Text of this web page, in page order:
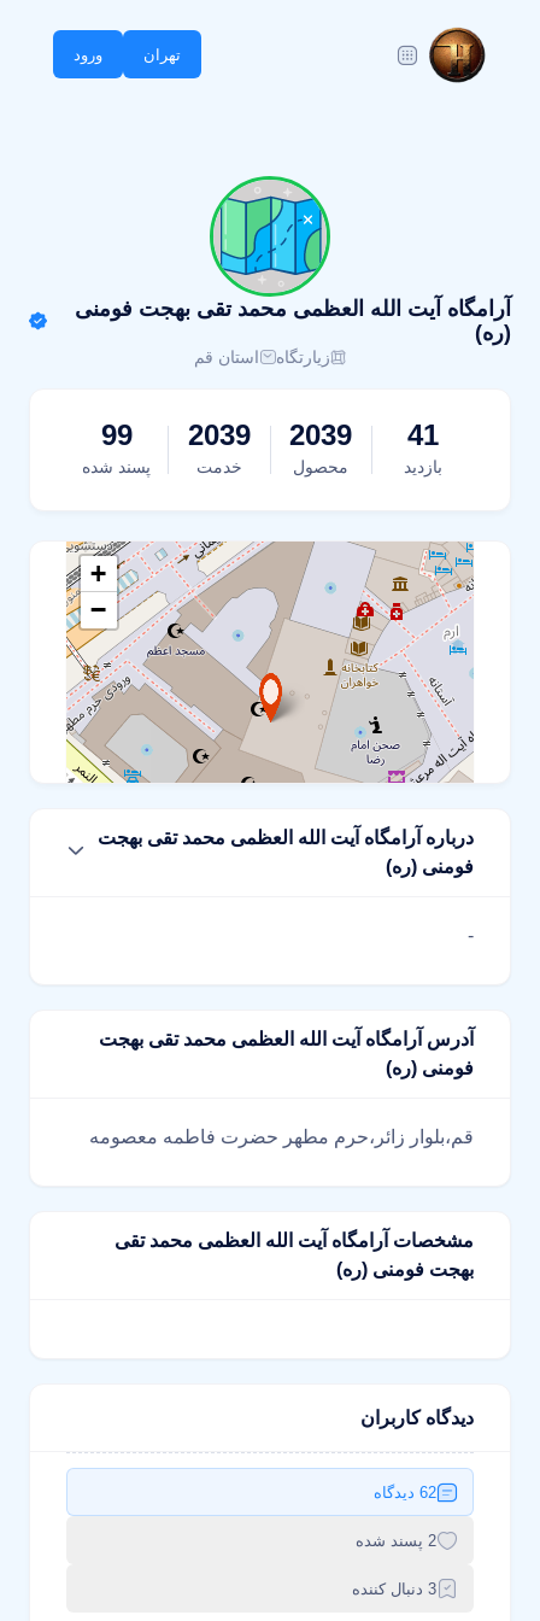
تهران ورود
آرامگاه آیت الله العظمی محمد تقی بهجت فومنی
(ره)
زیارتگاه استان قم
41
بازدید
2039
محصول
2039
خدمت
99
پسند شده
+
−
درباره آرامگاه آیت الله العظمی محمد تقی بهجت
فومنی (ره)
-
آدرس آرامگاه آیت الله العظمی محمد تقی بهجت
فومنی (ره)
قم،بلوار زائر،حرم مطهر حضرت فاطمه معصومه
مشخصات آرامگاه آیت الله العظمی محمد تقی
بهجت فومنی (ره)
دیدگاه کاربران
62 دیدگاه
2 پسند شده
3 دنبال کننده